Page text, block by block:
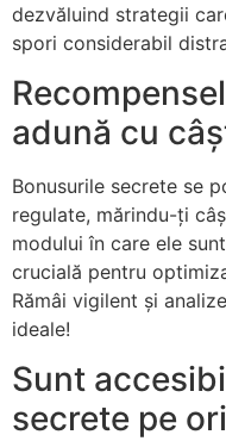
dezvăluind strategii
spori considerabil
adună cu
Bonusurile secrete se
regulate, mărindu-ți
modului în care ele
crucială pentru
Rămâi vigilent și
ideale!
Sunt
secrete pe